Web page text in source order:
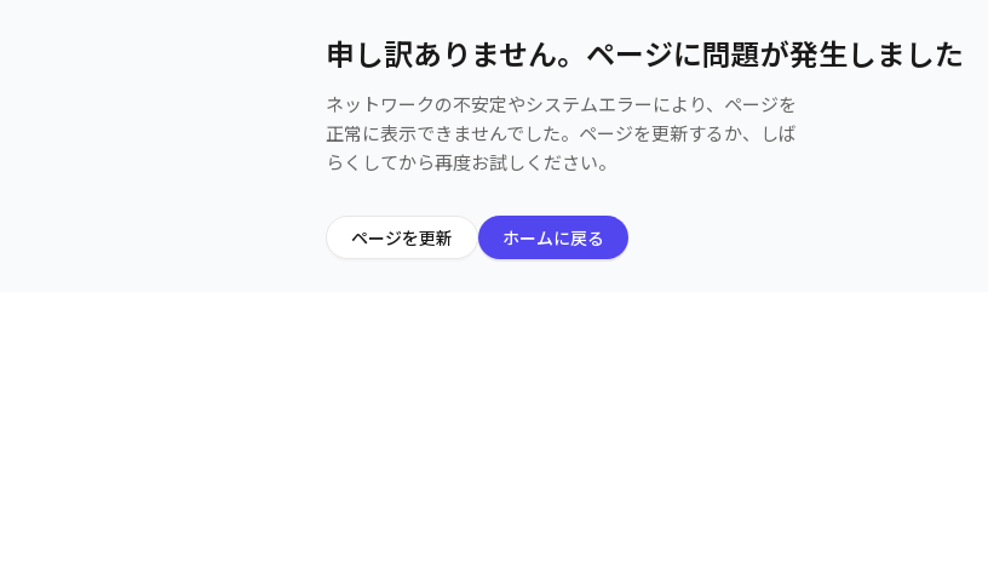
申し訳ありません。ページに問題が発生しました
ネットワークの不安定やシステムエラーにより、ページを
正常に表示できませんでした。ページを更新するか、しば
らくしてから再度お試しください。
ページを更新 ホームに戻る